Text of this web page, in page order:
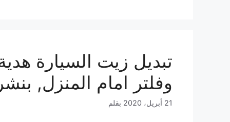
وفلتر امام المنزل,
21 أبريل، 2020 بقلم